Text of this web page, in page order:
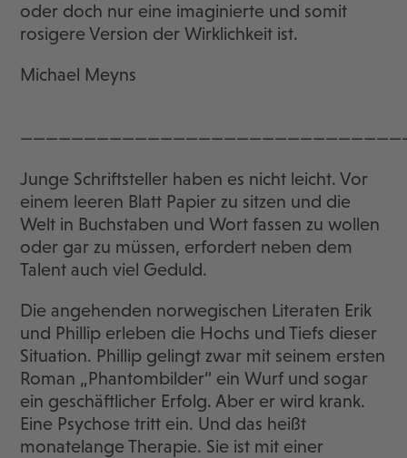
oder doch nur eine imaginierte und somit
rosigere Version der Wirklichkeit ist.
Michael Meyns
Junge Schriftsteller haben es nicht leicht. Vor
einem leeren Blatt Papier zu sitzen und die
Welt in Buchstaben und Wort fassen zu wollen
oder gar zu müssen, erfordert neben dem
Talent auch viel Geduld.
Die angehenden norwegischen Literaten Erik
und Phillip erleben die Hochs und Tiefs dieser
Situation. Phillip gelingt zwar mit seinem ersten
Roman „Phantombilder“ ein Wurf und sogar
ein geschäftlicher Erfolg. Aber er wird krank.
Eine Psychose tritt ein. Und das heißt
monatelange Therapie. Sie ist mit einer